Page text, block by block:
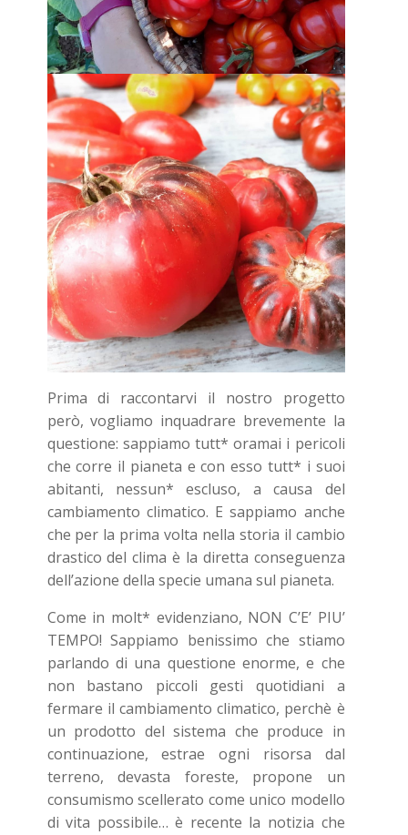
Prima di raccontarvi il nostro progetto
però, vogliamo inquadrare brevemente la
questione: sappiamo tutt* oramai i pericoli
che corre il pianeta e con esso tutt* i suoi
abitanti, nessun* escluso, a causa del
cambiamento climatico. E sappiamo anche
che per la prima volta nella storia il cambio
drastico del clima è la diretta conseguenza
dell’azione della specie umana sul pianeta.
Come in molt* evidenziano, NON C’E’ PIU’
TEMPO! Sappiamo benissimo che stiamo
parlando di una questione enorme, e che
non bastano piccoli gesti quotidiani a
fermare il cambiamento climatico, perchè è
un prodotto del sistema che produce in
continuazione, estrae ogni risorsa dal
terreno, devasta foreste, propone un
consumismo scellerato come unico modello
di vita possibile… è recente la notizia che